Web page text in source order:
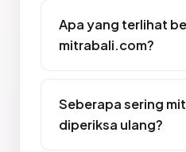
Apa yang terlihat
mitrabali.com?
Seberapa sering
diperiksa ulang?